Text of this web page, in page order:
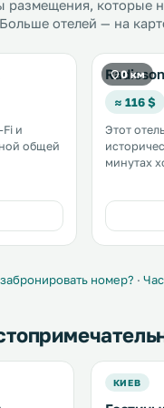
которые
отелей — на
и
общей
0 км
≈ 116 $
Этот
минутах
фитнес-
номер? ·
КИЕВ